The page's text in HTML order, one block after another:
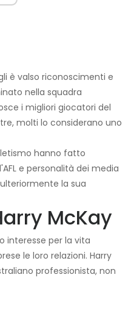
è valso riconoscimenti e
nella squadra
i migliori giocatori del
molti lo considerano uno
hanno fatto
e personalità dei media
la sua
McKay
interesse per la vita
le loro relazioni. Harry
professionista, non